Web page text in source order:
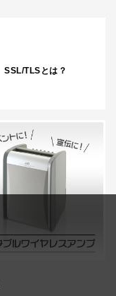
SSL/TLSとは？